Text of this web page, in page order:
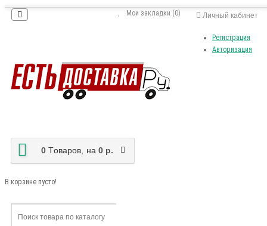
Личный кабинет
Регистрация
Авторизация
Мои закладки (0)
0 Tоваров, на 0 р.
В корзине пусто!